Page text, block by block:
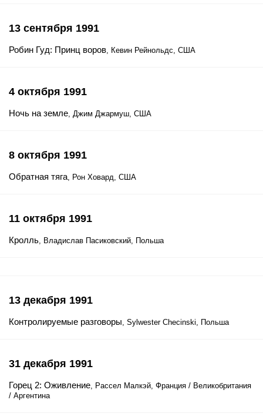
13 сентября 1991
Робин Гуд: Принц воров, Кевин Рейнольдс, США
4 октября 1991
Ночь на земле, Джим Джармуш, США
8 октября 1991
Обратная тяга, Рон Ховард, США
11 октября 1991
Кролль, Владислав Пасиковский, Польша
13 декабря 1991
Контролируемые разговоры, Sylwester Checinski, Польша
31 декабря 1991
Горец 2: Оживление, Рассел Малкэй, Франция / Великобритания
/ Аргентина